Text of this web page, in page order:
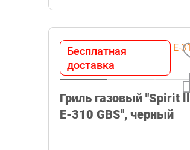
Бесплатная
доставка
Гриль газовый "Spirit ll
E-310 GBS", черный